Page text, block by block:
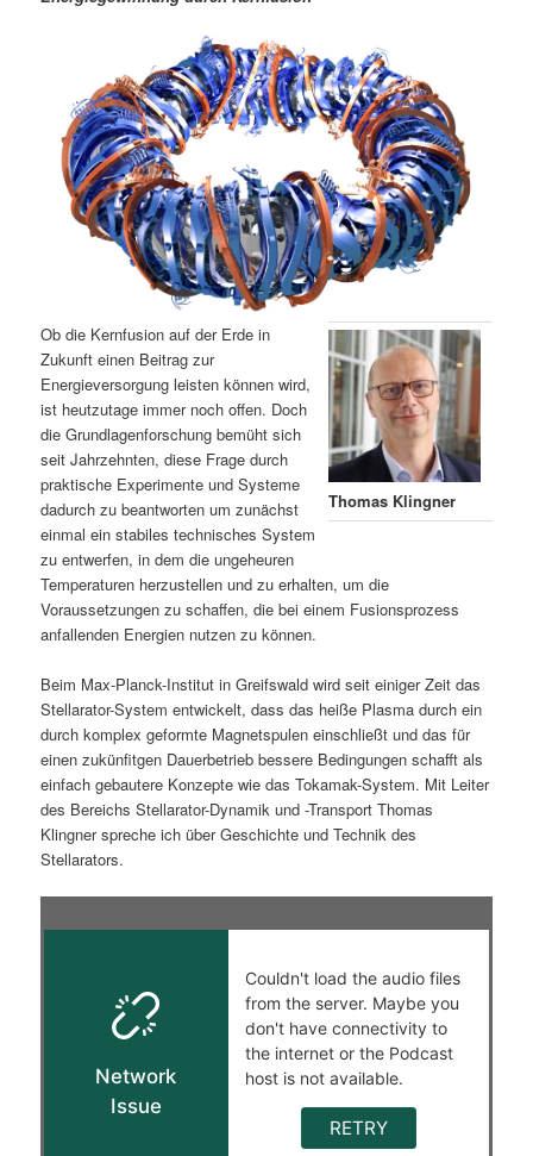
e
h
a
l
t
s
p
i
n
g
e
ä
I
n
h
a
l
t
p
r
i
n
n
Thomas Klingner
Ob die Kernfusion auf der Erde in
Zukunft einen Beitrag zur
Energieversorgung leisten können wird,
ist heutzutage immer noch offen. Doch
die Grundlagenforschung bemüht sich
seit Jahrzehnten, diese Frage durch
praktische Experimente und Systeme
dadurch zu beantworten um zunächst
einmal ein stabiles technisches System
zu entwerfen, in dem die ungeheuren
Temperaturen herzustellen und zu erhalten, um die
Voraussetzungen zu schaffen, die bei einem Fusionsprozess
anfallenden Energien nutzen zu können.
Beim Max-Planck-Institut in Greifswald wird seit einiger Zeit das
Stellarator-System entwickelt, dass das heiße Plasma durch ein
durch komplex geformte Magnetspulen einschließt und das für
einen zukünfitgen Dauerbetrieb bessere Bedingungen schafft als
einfach gebautere Konzepte wie das Tokamak-System. Mit Leiter
des Bereichs Stellarator-Dynamik und -Transport Thomas
Klingner spreche ich über Geschichte und Technik des
Stellarators.